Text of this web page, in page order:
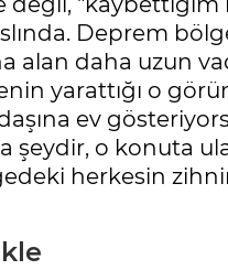
Deprem
alan daha uzun
yarattığı o
ev
şeydir, o konuta
herkesin